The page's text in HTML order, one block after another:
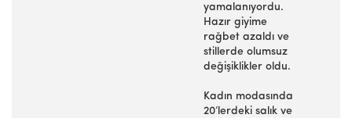
yamalanıyordu.
Hazır giyime
rağbet azaldı ve
stillerde olumsuz
değişiklikler oldu.
Kadın modasında
20’lerdeki salık ve